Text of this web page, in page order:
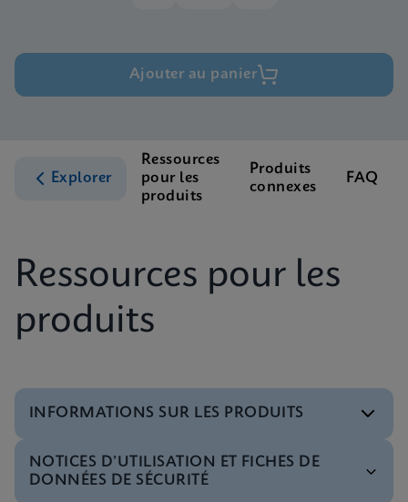
Ajouter au panier
Explorer
Ressources
pour les
produits
Produits
connexes
FAQ
Ressources pour les
produits
INFORMATIONS SUR LES PRODUITS
Menu de tests
NOTICES D’UTILISATION ET FICHES DE
DONNÉES DE SÉCURITÉ